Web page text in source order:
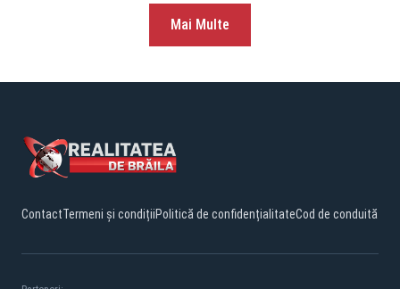
Mai Multe
ContactTermeni și condițiiPolitică de confidențialitateCod de conduită